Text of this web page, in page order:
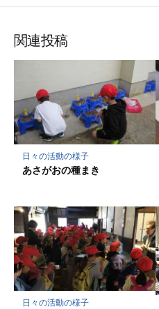
ア
ク
ー
ク
に
保
関連投稿
日々の活動の様子
あさがおの種まき
日々の活動の様子